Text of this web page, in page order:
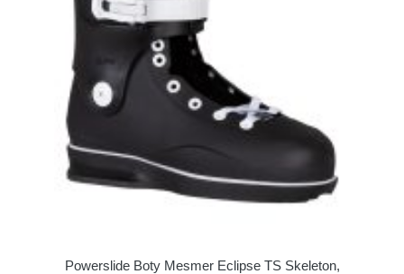
Powerslide Boty Mesmer Eclipse TS Skeleton,